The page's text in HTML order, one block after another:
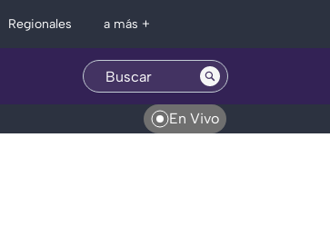
Regionales a más +
En Vivo